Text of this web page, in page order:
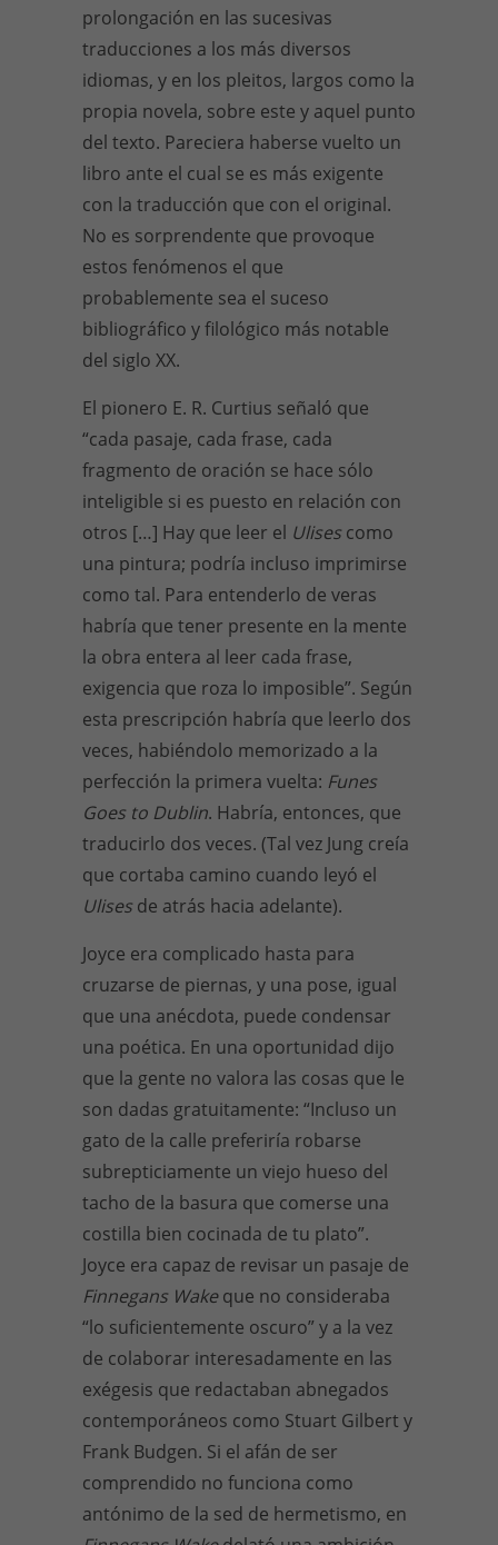
prolongación en las sucesivas
traducciones a los más diversos
idiomas, y en los pleitos, largos como la
propia novela, sobre este y aquel punto
del texto. Pareciera haberse vuelto un
libro ante el cual se es más exigente
con la traducción que con el original.
No es sorprendente que provoque
estos fenómenos el que
probablemente sea el suceso
bibliográfico y filológico más notable
del siglo XX.
El pionero E. R. Curtius señaló que
“cada pasaje, cada frase, cada
fragmento de oración se hace sólo
inteligible si es puesto en relación con
otros […] Hay que leer el Ulises como
una pintura; podría incluso imprimirse
como tal. Para entenderlo de veras
habría que tener presente en la mente
la obra entera al leer cada frase,
exigencia que roza lo imposible”. Según
esta prescripción habría que leerlo dos
veces, habiéndolo memorizado a la
perfección la primera vuelta: Funes
Goes to Dublin. Habría, entonces, que
traducirlo dos veces. (Tal vez Jung creía
que cortaba camino cuando leyó el
Ulises de atrás hacia adelante).
Joyce era complicado hasta para
cruzarse de piernas, y una pose, igual
que una anécdota, puede condensar
una poética. En una oportunidad dijo
que la gente no valora las cosas que le
son dadas gratuitamente: “Incluso un
gato de la calle preferiría robarse
subrepticiamente un viejo hueso del
tacho de la basura que comerse una
costilla bien cocinada de tu plato”.
Joyce era capaz de revisar un pasaje de
Finnegans Wakeque no consideraba
“lo suficientemente oscuro” y a la vez
de colaborar interesadamente en las
exégesis que redactaban abnegados
contemporáneos como Stuart Gilbert y
Frank Budgen. Si el afán de ser
comprendido no funciona como
antónimo de la sed de hermetismo, en